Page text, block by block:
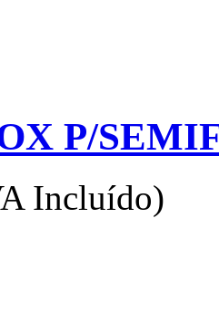
P/
Incluído)